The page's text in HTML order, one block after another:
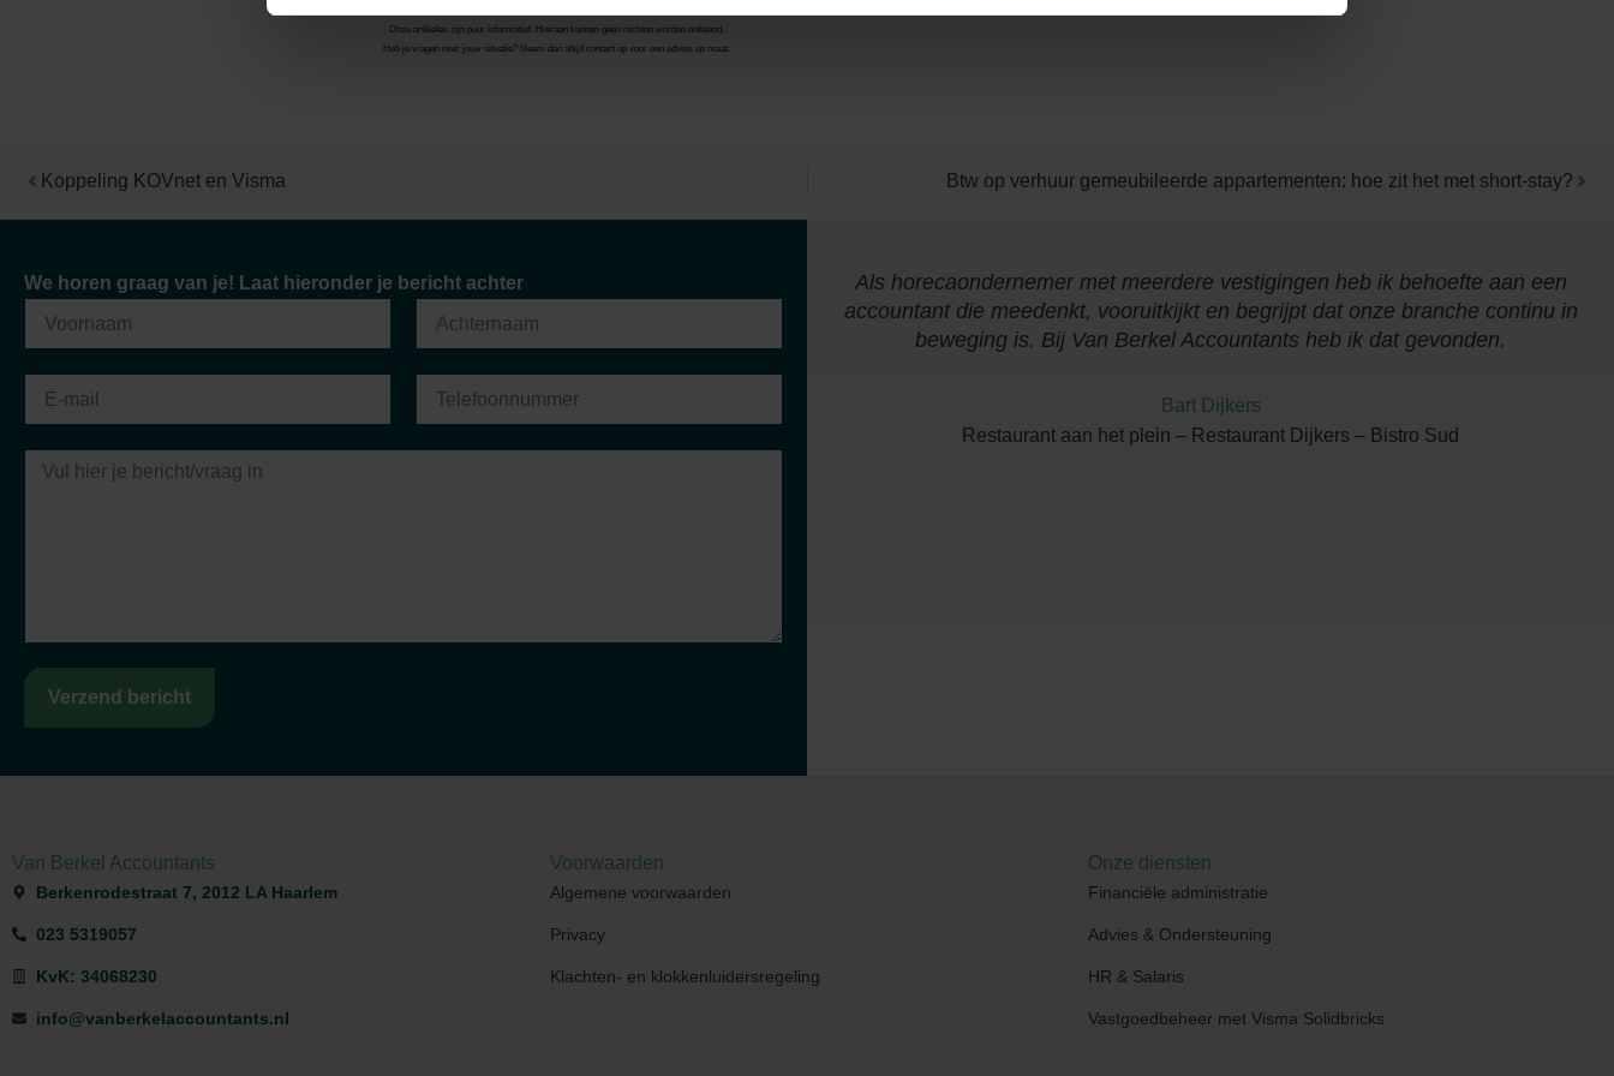
Onze artikelen zijn puur informatief. Hieraan kunnen geen rechten worden ontleend.
Heb je vragen over jouw situatie? Neem dan altijd contact op voor een advies op maat.
Koppeling KOVnet en Visma Btw op verhuur gemeubileerde appartementen: hoe zit het met short-stay?
We horen graag van je! Laat hieronder je bericht achter
Verzend bericht
"Sinds ik klant ben bij Van Berkel Accountants, kan ik van week tot week op
de hoogte zijn als ik dat wil. Ik ervaar een zeer lage drempel om vragen te
Cas Rustemeijer
Als horecaondernemer met meerdere vestigingen heb ik behoefte aan een
accountant die meedenkt, vooruitkijkt en begrijpt dat onze branche continu in
beweging is. Bij Van Berkel Accountants heb ik dat gevonden.
Bart Dijkers
Restaurant aan het plein – Restaurant Dijkers – Bistro Sud
Van Berkel Accountants
Berkenrodestraat 7, 2012 LA Haarlem
023 5319057
KvK: 34068230
info@vanberkelaccountants.nl
Voorwaarden
Algemene voorwaarden
Privacy
Klachten- en klokkenluidersregeling
Onze diensten
Financiële administratie
Advies & Ondersteuning
HR & Salaris
Vastgoedbeheer met Visma Solidbricks